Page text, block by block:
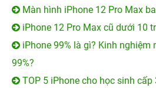
Màn hình iPhone 12 Pro Max
iPhone 12 Pro Max cũ dưới 10
iPhone 99% là gì? Kinh nghiệm
99%?
TOP 5 iPhone cho học sinh